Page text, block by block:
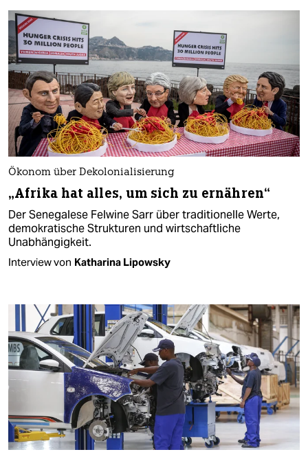
Ökonom über Dekolonialisierung
„Afrika hat alles, um sich zu ernähren“
Der Senegalese Felwine Sarr über traditionelle Werte,
demokratische Strukturen und wirtschaftliche
Unabhängigkeit.
Interview von Katharina Lipowsky